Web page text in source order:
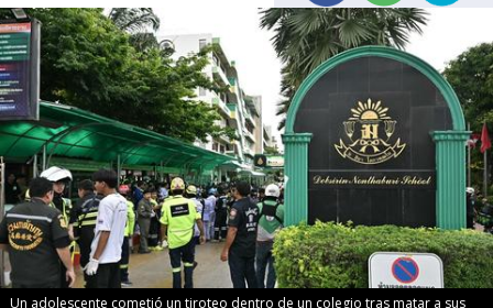
Un adolescente cometió un tiroteo dentro de un colegio tras matar a sus